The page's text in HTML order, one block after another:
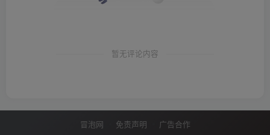
暂无评论内容
冒泡网 免责声明 广告合作